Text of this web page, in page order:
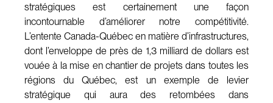
stratégiques est certainement une façon
incontournable d’améliorer notre compétitivité.
L’entente Canada-Québec en matière d’infrastructures,
dont l’enveloppe de près de 1,3 milliard de dollars est
vouée à la mise en chantier de projets dans toutes les
régions du Québec, est un exemple de levier
stratégique qui aura des retombées dans